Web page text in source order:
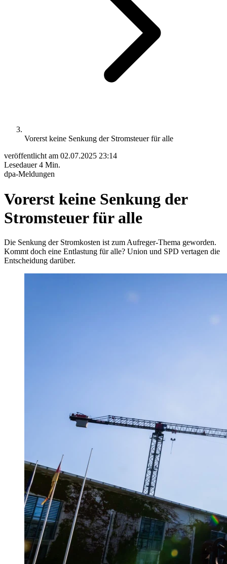
Vorerst keine Senkung der Stromsteuer für alle
veröffentlicht am 02.07.2025 23:14
Lesedauer4 Min.
dpa-Meldungen
Vorerst keine Senkung der
Stromsteuer für alle
Die Senkung der Stromkosten ist zum Aufreger-Thema geworden.
Kommt doch eine Entlastung für alle? Union und SPD vertagen die
Entscheidung darüber.